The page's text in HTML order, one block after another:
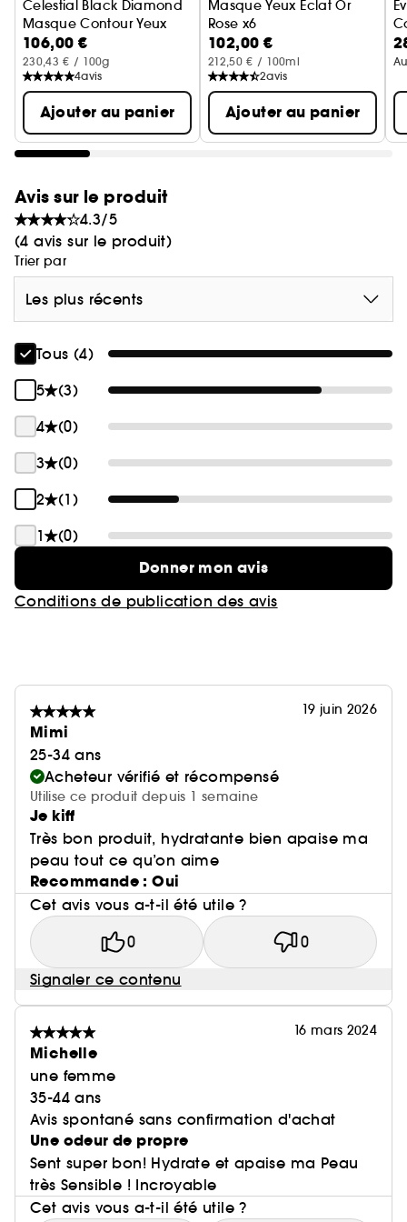
Celestial Black Diamond
Masque Contour Yeux
106,00 €
230,43 € / 100g
4avis
Ajouter au panier
Masque Yeux Eclat Or
Rose x6
Soin Visage
102,00 €
212,50 € / 100ml
2avis
Ajouter au panier
Avis sur le produit
4.3/5
(4 avis sur le produit)
Trier par
Les plus récents
Tous (4)
5
(3)
4
(0)
3
(0)
2
(1)
1
(0)
Donner mon avis
Conditions de publication des avis
19 juin 2026
Mimi
25-34 ans
Acheteur vérifié et récompensé
Utilise ce produit depuis 1 semaine
Je kiff
Très bon produit, hydratante bien apaise ma
peau tout ce qu’on aime
Recommande : Oui
Cet avis vous a-t-il été utile ?
0 0
Signaler ce contenu
16 mars 2024
Michelle
une femme
35-44 ans
Avis spontané sans confirmation d'achat
Une odeur de propre
Sent super bon! Hydrate et apaise ma Peau
très Sensible ! Incroyable
Cet avis vous a-t-il été utile ?